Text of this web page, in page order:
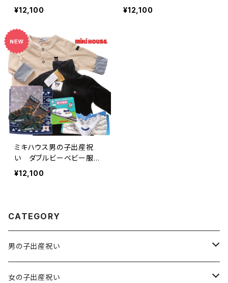
ヶ月～）3点ギフト
¥12,100
ー祝福セット
¥12,100
ミキハウス男の子出産祝
い ダブルビーベビー服と
絵本セット
¥12,100
CATEGORY
男の子出産祝い
男の子出産祝い 6,600円（税込）
女の子出産祝い